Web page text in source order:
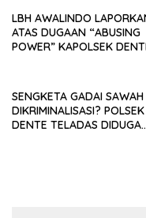
LBH AWALINDO
ATAS DUGAAN “ABUSING
POWER” KAPOLSEK
SENGKETA GADAI SAWAH
DIKRIMINALISASI? POLSEK
DENTE TELADAS DIDUGA